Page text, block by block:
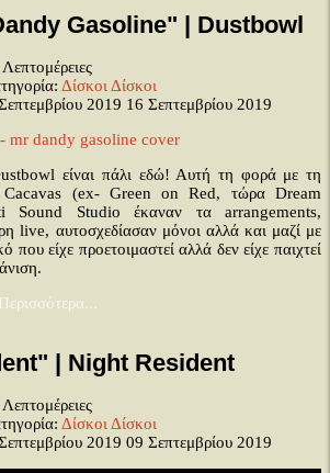
Gasoline" | Dustbowl
Λεπτομέρειες
Δίσκοι Δίσκοι
2019 16 Σεπτεμβρίου 2019
είναι πάλι εδώ! Αυτή τη φορά με τη
Cacavas (ex- Green on Red, τώρα Dream
Sound Studio έκαναν τα arrangements,
live, αυτοσχεδίασαν μόνοι αλλά και μαζί με
είχε προετοιμαστεί αλλά δεν είχε παιχτεί
Περισσότερα...
| Night Resident
Λεπτομέρειες
ΔίσκοιΔίσκοι
2019 09 Σεπτεμβρίου 2019